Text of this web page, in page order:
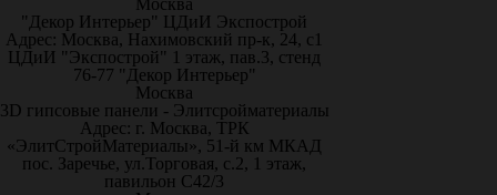
Москва
"Декор Интерьер" ЦДиИ Экспострой
Адрес: Москва, Нахимовский пр-к, 24, с1
ЦДиИ "Экспострой" 1 этаж, пав.3, стенд
76-77 "Декор Интерьер"
Москва
3D гипсовые панели - Элитсройматериалы
Адрес: г. Москва, ТРК
«ЭлитСтройМатериалы», 51-й км МКАД
пос. Заречье, ул.Торговая, с.2, 1 этаж,
павильон С42/3